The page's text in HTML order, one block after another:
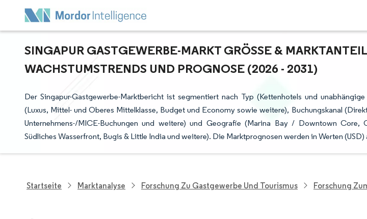
SINGAPUR GASTGEWERBE-MARKT GRÖSSE &
ACHSTUMSTRENDS UND PROGNOSE (2026 - 2031)
Der Singapur-Gastgewerbe-Marktbericht ist segmentiert nach Typ (Kettenhotels und unabhängige
(Luxus, Mittel- und Oberes Mittelklasse, Budget und Economy sowie weitere), Buchungskanal
Unternehmens-/MICE-Buchungen und weitere) und Geografie (Marina Bay / Downtown Core,
Südliches Wasserfront, Bugis & Little India und weitere). Die Marktprognosen werden in Werten (USD)
Startseite Marktanalyse Forschung Zu Gastgewerbe Und Tourismus Forschung